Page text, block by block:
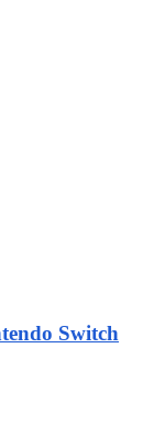
Switch